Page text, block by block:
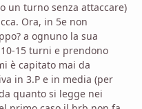
un turno senza attaccare)
Ora, in 5e non
a ognuno la sua
15 turni e prendono
è capitato mai da
in 3.P e in media (per
quanto si legge nei